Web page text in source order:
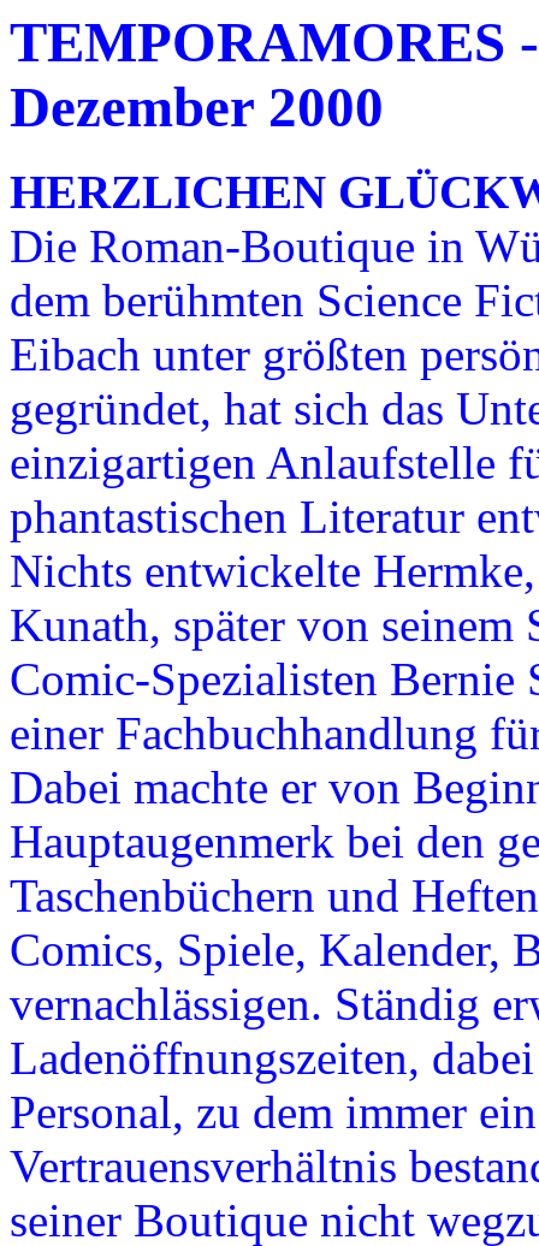
TEMPORAMORES
Dezember 2000
HERZLICHEN
Die Roman-Boutique in
dem berühmten Science
Eibach unter größten
gegründet, hat sich das
einzigartigen Anlaufstelle
phantastischen Literatur
Nichts entwickelte
Kunath, später von seinem
Comic-Spezialisten Bernie
einer Fachbuchhandlung
Dabei machte er von
Hauptaugenmerk bei den
Taschenbüchern und
Comics, Spiele, Kalender,
vernachlässigen. Ständig
Ladenöffnungszeiten,
Personal, zu dem immer
Vertrauensverhältnis
seiner Boutique nicht